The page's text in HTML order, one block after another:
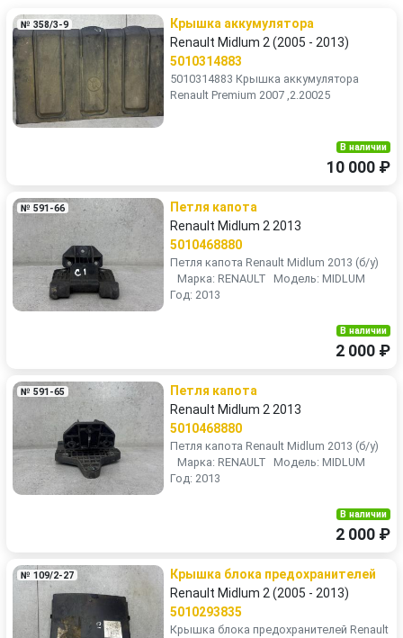
№ 358/3-9
Крышка аккумулятора
Renault Midlum 2 (2005 - 2013)
5010314883
5010314883 Крышка аккумулятора
Renault Premium 2007 ,2.20025
В наличии
10 000 ₽
№ 591-66
Петля капота
Renault Midlum 2 2013
5010468880
Петля капота Renault Midlum 2013 (б/у)
Марка: RENAULT Модель: MIDLUM
Год: 2013
В наличии
2 000 ₽
№ 591-65
Петля капота
Renault Midlum 2 2013
5010468880
Петля капота Renault Midlum 2013 (б/у)
Марка: RENAULT Модель: MIDLUM
Год: 2013
В наличии
2 000 ₽
№ 109/2-27
Крышка блока предохранителей
Renault Midlum 2 (2005 - 2013)
5010293835
Крышка блока предохранителей Renault